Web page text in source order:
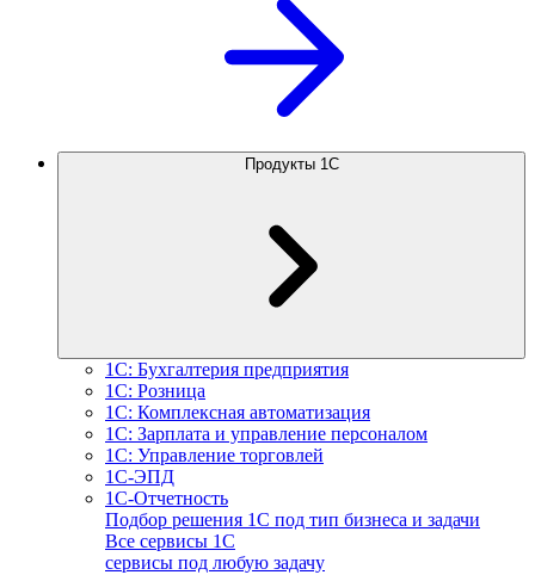
Продукты 1С
1С: Бухгалтерия предприятия
1С: Розница
1С: Комплексная автоматизация
1С: Зарплата и управление персоналом
1С: Управление торговлей
1С-ЭПД
1С-Отчетность
Подбор решения 1С под тип бизнеса и задачи
Все сервисы 1С
сервисы под любую задачу